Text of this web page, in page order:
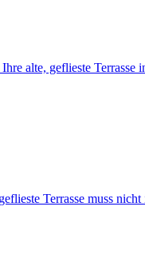
alte, geflieste Terrasse
Terrasse muss